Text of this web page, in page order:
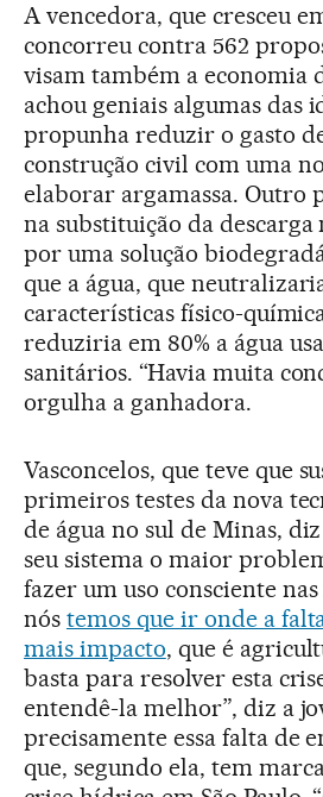
A vencedora, que cresceu
concorreu contra 562
visam também a economia
achou geniais algumas das
propunha reduzir o gasto
construção civil com uma
elaborar argamassa. Outro
na substituição da descarga
por uma solução
que a água, que
características físico-
reduziria em 80% a água
sanitários. “Havia muita
orgulha a ganhadora.
Vasconcelos, que teve que
primeiros testes da nova
de água no sul de Minas,
seu sistema o maior
fazer um uso consciente nas
nós temos que ir onde a
mais impacto, que é
basta para resolver esta
entendê-la melhor”, diz a
precisamente essa falta de
que, segundo ela, tem